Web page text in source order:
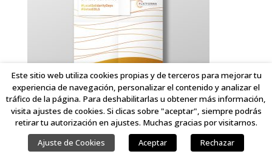
COPYRIGHT © 2023 LINKING IDEAS. TODOS LOS DERECHOS RESERVADOS.
Este sitio web utiliza cookies propias y de terceros para mejorar tu
experiencia de navegación, personalizar el contenido y analizar el
tráfico de la página. Para deshabilitarlas u obtener más información,
visita ajustes de cookies. Si clicas sobre "aceptar", siempre podrás
retirar tu autorización en ajustes. Muchas gracias por visitarnos.
Ajuste de Cookies
Aceptar Rechazar